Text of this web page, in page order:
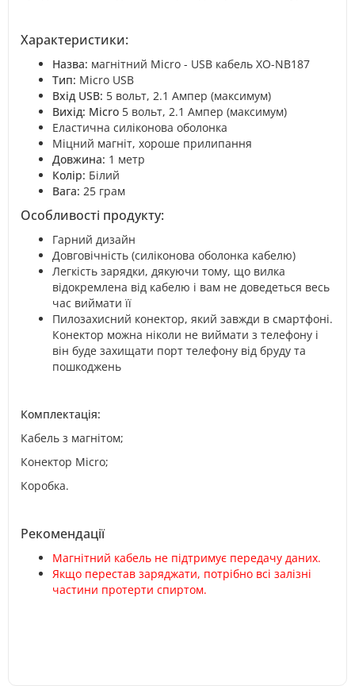
Характеристики:
Назва: магнітний Micro - USB кабель XO-NB187
Тип: Micro USB
Вхід USB: 5 вольт, 2.1 Aмпер (максимум)
Вихід: Micro 5 вольт, 2.1 Aмпер (максимум)
Еластична силіконова оболонка
Міцний магніт, хороше прилипання
Довжина: 1 метр
Колір: Білий
Вага: 25 грам
Особливості продукту:
Гарний дизайн
Довговічність (силіконова оболонка кабелю)
Легкість зарядки, дякуючи тому, що вилка
відокремлена від кабелю і вам не доведеться весь
час виймати її
Пилозахисний конектор, який завжди в смартфоні.
Конектор можна ніколи не виймати з телефону і
він буде захищати порт телефону від бруду та
пошкоджень
Комплектація:
Кабель з магнітом;
Конектор Micro;
Коробка.
Рекомендації
Магнітний кабель не підтримує передачу даних.
Якщо перестав заряджати, потрібно всі залізні
частини протерти спиртом.